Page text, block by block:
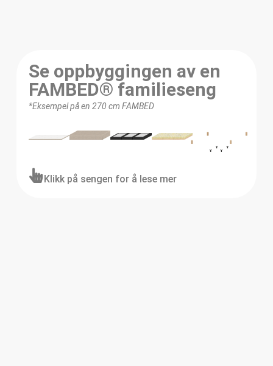
Se oppbyggingen av en
FAMBED® familieseng
*Eksempel på en 270 cm FAMBED
Klikk på sengen for å lese mer